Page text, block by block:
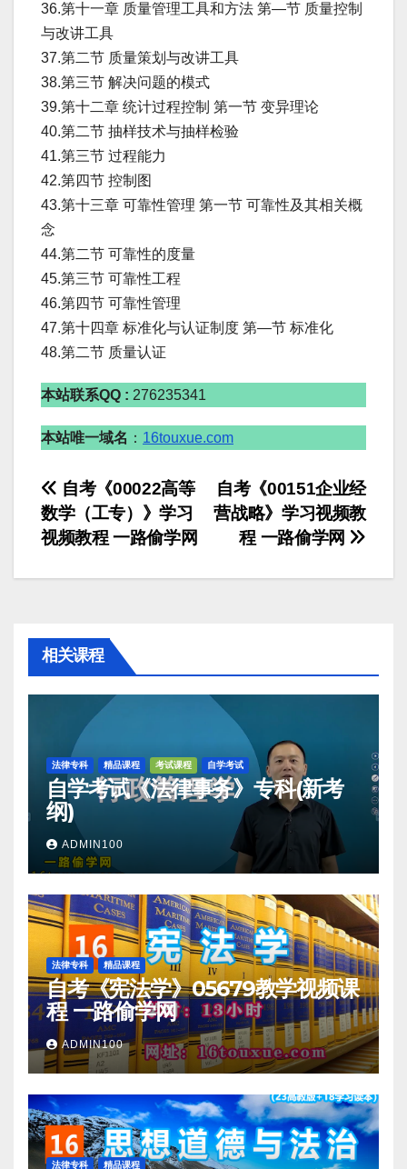
36.第十一章 质量管理工具和方法 第—节 质量控制
与改讲工具
37.第二节 质量策划与改讲工具
38.第三节 解决问题的模式
39.第十二章 统计过程控制 第一节 变异理论
40.第二节 抽样技术与抽样检验
41.第三节 过程能力
42.第四节 控制图
43.第十三章 可靠性管理 第一节 可靠性及其相关概
念
44.第二节 可靠性的度量
45.第三节 可靠性工程
46.第四节 可靠性管理
47.第十四章 标准化与认证制度 第—节 标准化
48.第二节 质量认证
本站联系QQ : 276235341
本站唯一域名 ： 16touxue.com
文
章
导
自考《00151企业经
营战略》学习视频教
程 一路偷学网
自考《00022高等
数学（工专）》学习
视频教程 一路偷学网
相关课程
法律专科 精品课程 考试课程 自学考试
自学考试《法律事务》专科(新考
纲)
ADMIN100
法律专科 精品课程
自考《宪法学》05679教学视频课
程 一路偷学网
ADMIN100
法律专科 精品课程